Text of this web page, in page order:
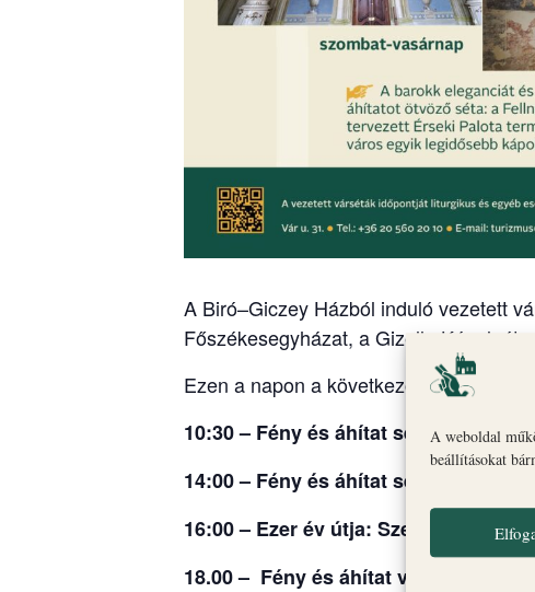
A weboldal
beállításokat
A Biró–Giczey Házból induló vezetett
Főszékesegyházat, a Gizella Kápolnát,
Ezen a napon a következő időpontban
10:30 – Fény és áhítat sétája: Érseki
14:00 – Fény és áhítat sétája +
16:00 – Ezer év útja: Szent Mihály
18.00 – Fény és áhítat vezetett séta